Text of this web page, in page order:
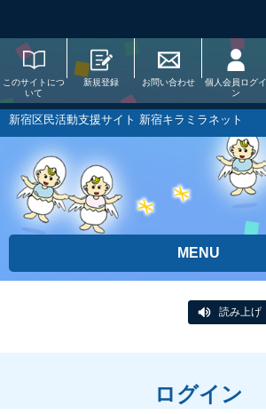
このサイトにつ
いて
新規登録 お問い合わせ
個人会員ログイ
ン
新宿区民活動支援サイト 新宿キラミラネット
MENU
読み上げ
ログイン